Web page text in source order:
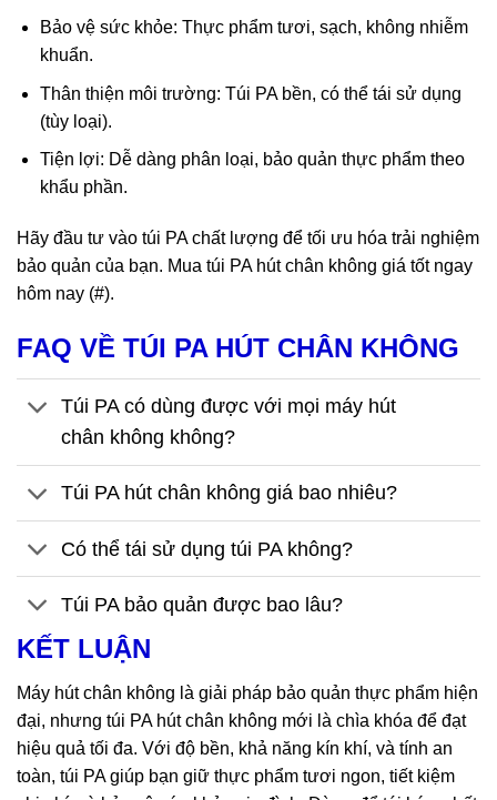
Bảo vệ sức khỏe: Thực phẩm tươi, sạch, không nhiễm
khuẩn.
Thân thiện môi trường: Túi PA bền, có thể tái sử dụng
(tùy loại).
Tiện lợi: Dễ dàng phân loại, bảo quản thực phẩm theo
khẩu phần.
Hãy đầu tư vào túi PA chất lượng để tối ưu hóa trải nghiệm
bảo quản của bạn. Mua túi PA hút chân không giá tốt ngay
hôm nay (#).
FAQ VỀ TÚI PA HÚT CHÂN KHÔNG
Túi PA có dùng được với mọi máy hút
chân không không?
Túi PA hút chân không giá bao nhiêu?
Có thể tái sử dụng túi PA không?
Túi PA bảo quản được bao lâu?
KẾT LUẬN
Máy hút chân không là giải pháp bảo quản thực phẩm hiện
đại, nhưng túi PA hút chân không mới là chìa khóa để đạt
hiệu quả tối đa. Với độ bền, khả năng kín khí, và tính an
toàn, túi PA giúp bạn giữ thực phẩm tươi ngon, tiết kiệm